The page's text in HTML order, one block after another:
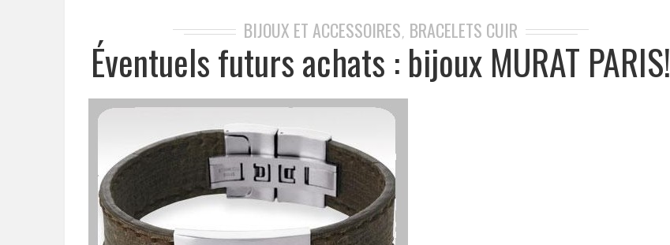
BIJOUX ET ACCESSOIRES, BRACELETS CUIR
Éventuels futurs achats : bijoux MURAT PARIS!